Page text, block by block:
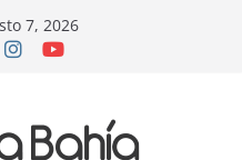
7, 2026